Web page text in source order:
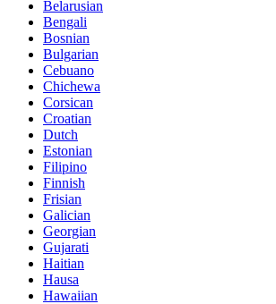
Belarusian
Bengali
Bosnian
Bulgarian
Cebuano
Chichewa
Corsican
Croatian
Dutch
Estonian
Filipino
Finnish
Frisian
Galician
Georgian
Gujarati
Haitian
Hausa
Hawaiian